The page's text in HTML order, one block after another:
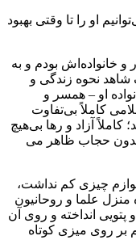
او را تا ‏وقتى بهبود
خانواده‌اش بودم و به
شاهد نحوه زندگى و
او – همسر ‏و
کاملاً بى‏‌تفاوت
کاملاً ‏آزاد و رها بى‏‌هیچ
بدون حجاب ‏ظاهر مى‏
چیزى کم نداشت،
‏علما و روحانیون
‏انداخته ‏و روى آن
بر روى میزى کوتاه